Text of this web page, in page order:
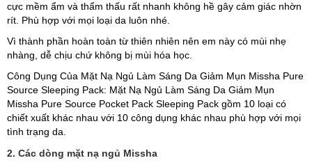
cực mềm ẩm và thẩm thấu rất nhanh không hề gây cảm giác nhờn
rít. Phù hợp với mọi loại da luôn nhé.
Vì thành phần hoàn toàn từ thiên nhiên nên em này có mùi nhẹ
nhàng, dễ chịu chứ không bị mùi hóa học.
Công Dụng Của Mặt Nạ Ngủ Làm Sáng Da Giảm Mụn Missha Pure
Source Sleeping Pack: Mặt Nạ Ngủ Làm Sáng Da Giảm Mụn
Missha Pure Source Pocket Pack Sleeping Pack gồm 10 loại có
chiết xuất khác nhau với 10 công dụng khác nhau phù hợp với mọi
tình trạng da.
2. Các dòng mặt nạ ngủ Missha